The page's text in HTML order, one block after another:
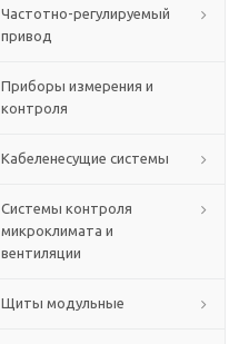
Частотно-регулируемый
привод
Приборы измерения и
контроля
Кабеленесущие системы
Системы контроля
микроклимата и
вентиляции
Щиты модульные